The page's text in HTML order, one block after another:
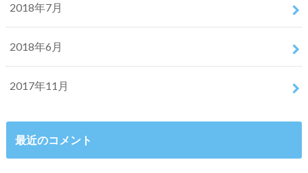
2018年7月
2018年6月
2017年11月
最近のコメント